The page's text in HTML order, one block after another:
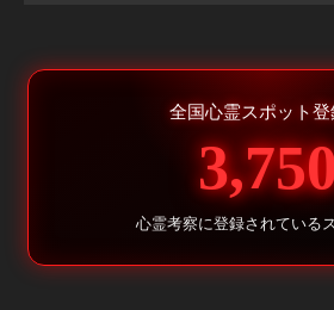
全国心霊スポット登
心霊考察に登録されている